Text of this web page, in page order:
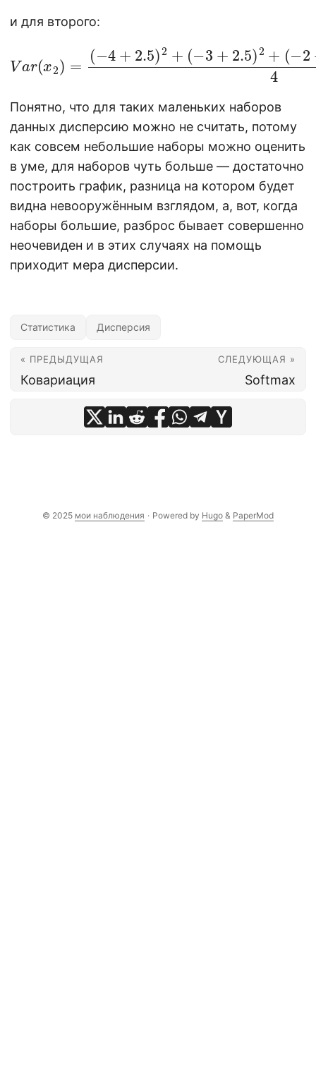
и для второго:
)= − 4 +2.5) 2 +( −3 + 2.5)2 +
2.5) 2 +( −1+ 2.5 24 = 1.25
Понятно, что для таких маленьких наборов
данных дисперсию можно не считать, потому
как совсем небольшие наборы можно оценить
в уме, для наборов чуть больше — достаточно
построить график, разница на котором будет
видна невооружённым взглядом, а, вот, когда
наборы большие, разброс бывает совершенно
неочевиден и в этих случаях на помощь
приходит мера дисперсии.
Статистика Дисперсия
« ПРЕДЫДУЩАЯ
Ковариация
СЛЕДУЮЩАЯ »
Softmax
© 2025 мои наблюдения · Powered by Hugo & PaperMod